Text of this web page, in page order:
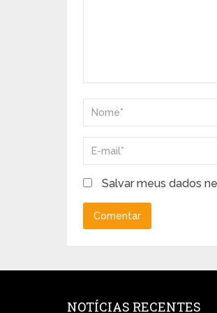
Salvar meus dados
NOTÍCIAS RECENTES